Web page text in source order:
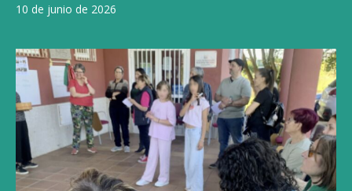
10 de junio de 2026